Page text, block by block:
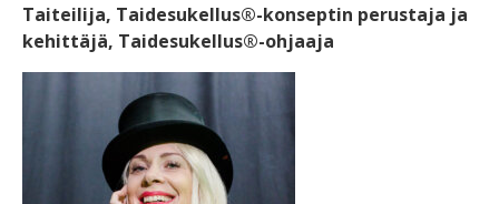
Taiteilija, Taidesukellus®-konseptin perustaja ja
kehittäjä, Taidesukellus®-ohjaaja